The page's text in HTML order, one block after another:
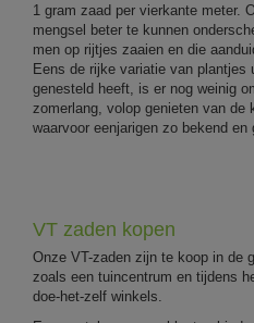
1 gram zaad per vierkante meter.
mengsel beter te kunnen
men op rijtjes zaaien en die
Eens de rijke variatie van plantjes
genesteld heeft, is er nog weinig
zomerlang, volop genieten van de
waarvoor eenjarigen zo bekend en
VT zaden kopen
Onze VT-zaden zijn te koop in de
zoals een tuincentrum en tijdens
doe-het-zelf winkels.